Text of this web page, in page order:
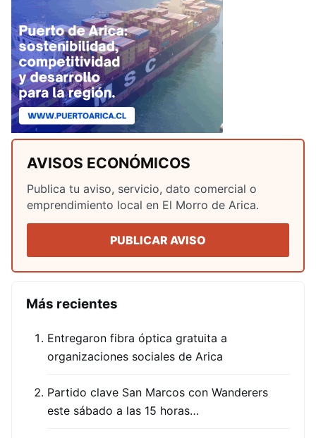
AVISOS ECONÓMICOS
Publica tu aviso, servicio, dato comercial o
emprendimiento local en El Morro de Arica.
PUBLICAR AVISO
Más recientes
Entregaron fibra óptica gratuita a
organizaciones sociales de Arica
Partido clave San Marcos con Wanderers
este sábado a las 15 horas…